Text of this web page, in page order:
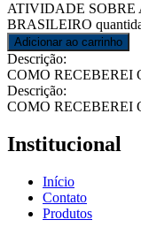
ATIVIDADE SOBRE
BRASILEIRO
Adicionar ao carrinho
Descrição:
COMO RECEBEREI
Descrição:
COMO RECEBEREI
Institucional
Início
Contato
Produtos